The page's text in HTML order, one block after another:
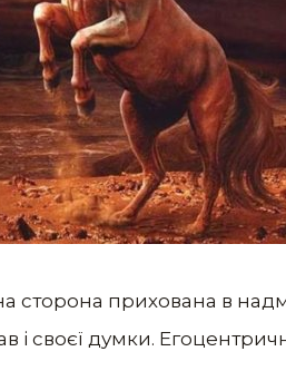
сторона прихована в
і своєї думки.